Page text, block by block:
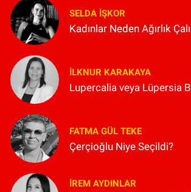
SELDA İŞKOR
Kadınlar Neden Ağırlık
İLKNUR KARAKAYA
Lupercalia veya Lüpersia
FATMA GÜL TEKE
Çerçioğlu Niye Seçildi?
İREM AYDINLAR